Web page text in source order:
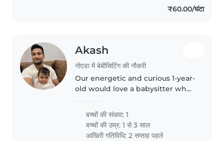
₹60.00/घंटा
Akash
नोएडा में बेबीसिटिंग की नौकरी
Our energetic and curious 1-year-
old would love a babysitter who
up with their sporty spirit. ideal if
you're a nanny, babysitter or
fellow parent open..
बच्चों की संख्या: 1
बच्चों की उम्र:1 से 3 साल
आखिरी गतिविधि: 2 सप्ताह पहले